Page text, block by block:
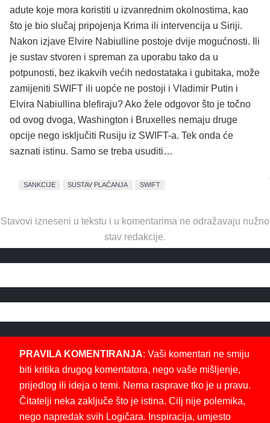
adute koje mora koristiti u izvanrednim okolnostima, kao
što je bio slučaj pripojenja Krima ili intervencija u Siriji.
Nakon izjave Elvire Nabiulline postoje dvije mogućnosti. Ili
je sustav stvoren i spreman za uporabu tako da u
potpunosti, bez ikakvih većih nedostataka i gubitaka, može
zamijeniti SWIFT ili uopće ne postoji i Vladimir Putin i
Elvira Nabiullina blefiraju? Ako žele odgovor što je točno
od ovog dvoga, Washington i Bruxelles nemaju druge
opcije nego isključiti Rusiju iz SWIFT-a. Tek onda će
saznati istinu. Samo se treba usuditi…
SANKCIJE SUSTAV PLAĆANJA SWIFT
Stavovi izneseni u tekstu i u komentarima ne odražavaju nužno
stav redakcije.
PRAVILA KOMENTIRANJA: Vaši komentari ne smiju
biti kritika drugog komentatora, nego vaše mišljenje,
prijedlog ili ideja o temi. Nema rasprave tko je u pravu.
Čitatelji neka zaključe što je istina. Cilj nije polemika,
nego napredak svih Logičara. Inspiracija, umjesto